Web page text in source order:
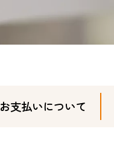
お支払いについて